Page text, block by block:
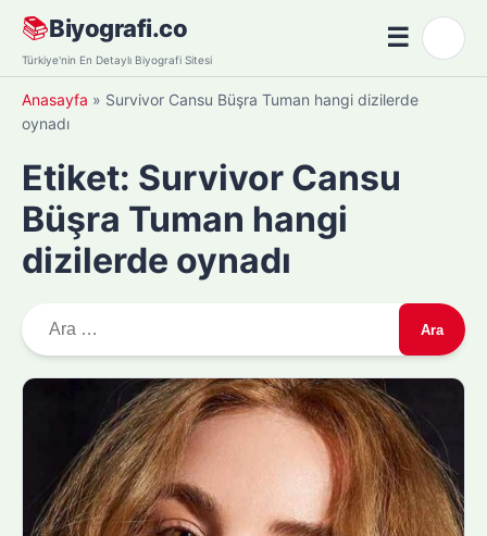
Skip
content
📚Biyografi.co
Türkiye'nin En Detaylı Biyografi Sitesi
☰Menü
Anasayfa » Survivor Cansu Büşra Tuman hangi dizilerde
oynadı
Etiket: Survivor Cansu
Büşra Tuman hangi
dizilerde oynadı
r